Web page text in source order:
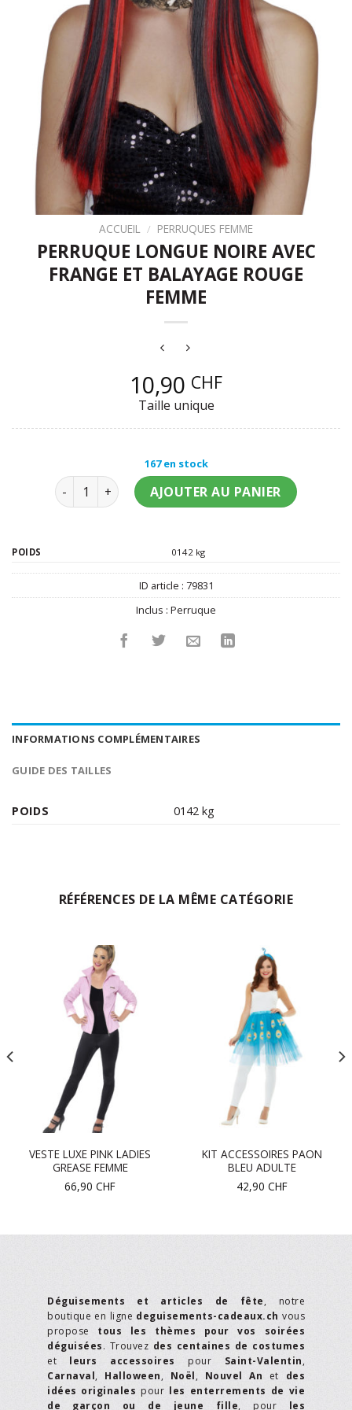
ACCUEIL / PERRUQUES FEMME
PERRUQUE LONGUE NOIRE AVEC
FRANGE ET BALAYAGE ROUGE
FEMME
10,90 CHF
Taille unique
167 en stock
quantité de Perruque longue noire avec frange et
AJOUTER AU PANIER
POIDS 0142 kg
ID article : 79831
Inclus : Perruque
INFORMATIONS COMPLÉMENTAIRES
GUIDE DES TAILLES
POIDS 0142 kg
RÉFÉRENCES DE LA MÊME CATÉGORIE
VESTE LUXE PINK LADIES
GREASE FEMME
66,90 CHF
KIT ACCESSOIRES PAON
BLEU ADULTE
42,90 CHF
Déguisements et articles de fête, notre
boutique en ligne deguisements-cadeaux.ch vous
propose tous les thèmes pour vos soirées
déguisées. Trouvez des centaines de costumes
et leurs accessoires pour Saint-Valentin,
Carnaval, Halloween, Noël, Nouvel An et des
idées originales pour les enterrements de vie
de garçon ou de jeune fille, pour les